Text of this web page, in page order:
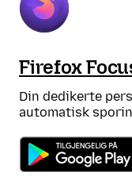
Firefox
Din dedikerte
automatisk